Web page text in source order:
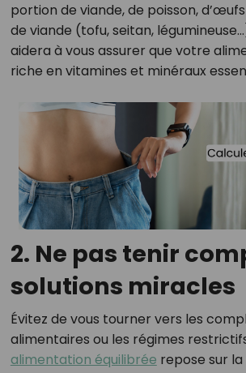
portion de viande, de poisson,
de viande (tofu, seitan,
aidera à vous assurer que votre
riche en vitamines et minéraux
2. Ne pas tenir
solutions miracles
Évitez de vous tourner vers les
alimentaires ou les régimes
alimentation équilibrée repose sur